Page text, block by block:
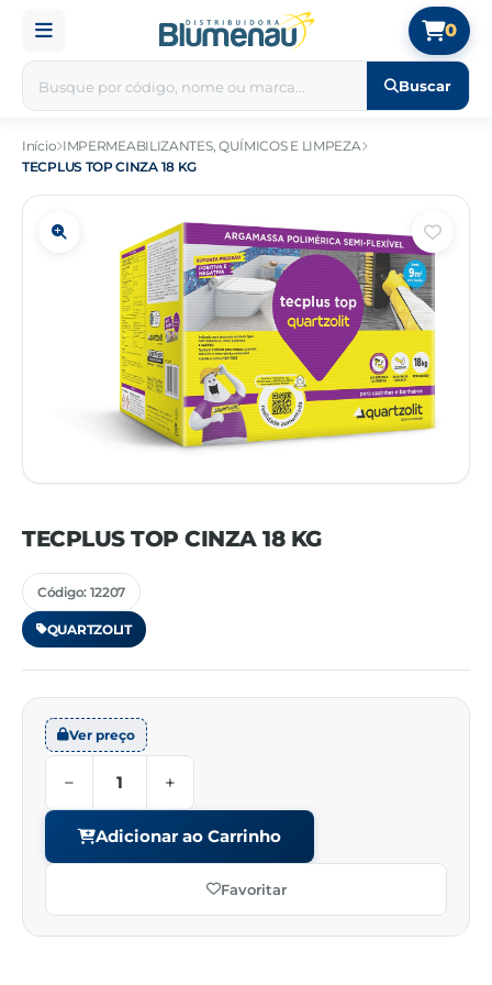
Buscar
0
Início IMPERMEABILIZANTES, QUÍMICOS E LIMPEZA
TECPLUS TOP CINZA 18 KG
TECPLUS TOP CINZA 18 KG
Código: 12207
QUARTZOLIT
Ver preço
− +
Adicionar ao Carrinho
Favoritar